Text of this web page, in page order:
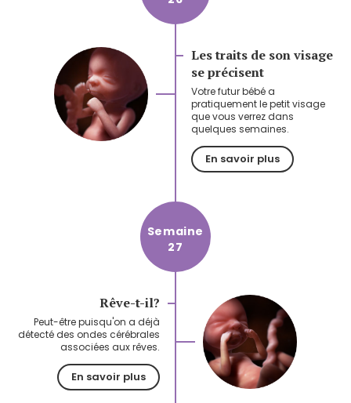
Les traits de son visage
se précisent
Votre futur bébé a
pratiquement le petit visage
que vous verrez dans
quelques semaines.
En savoir plus
Semaine
27
Rêve-t-il?
Peut-être puisqu'on a déjà
détecté des ondes cérébrales
associées aux rêves.
En savoir plus